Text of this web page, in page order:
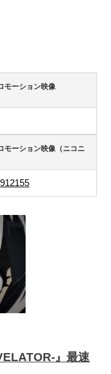
モーション映像
モーション映像（ニコニ
』最速